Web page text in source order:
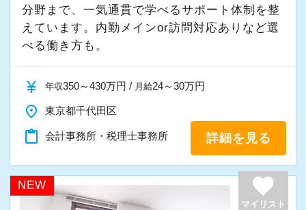
会社の良いところは“温かさ”があります。
お客様に対しても、仲間に対しても、アットホ
チームで動いているので、わからないことや困
ったことの相談先にも迷わず、何でもすぐに聞
くことができて安心です。
数字が好きで人と関わるのが好きな人でした
ら、この仕事に向いていると思います。
お客様からの「ありがとう」が、最大のやりが
仕事をする上では5つのこだわり「クイックレス
ポンス・プラス思考・有言実行・他責禁止・気
配り」を掲げ、一人ひとりが実行しています。
けるために「情熱家であれ！」がモットーで
す。
当社の実践型インターンでは、普段の学生生活
では扱うことのない専門性が高い業務をお任せ
分野まで、一気通貫で学べるサポート体制を整
えています。内勤メインor訪問対応ありなど選
べる働き方も。
currency_yen 年収350～430万円 / 月給24～30万円
place 東京都千代田区
content_paste 会計事務所・税理士事務所 詳細を見る
NEW favorite
マイリスト